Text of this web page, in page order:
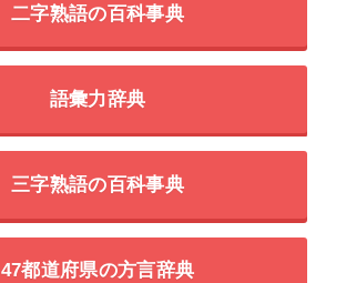
二字熟語の百科事典
語彙力辞典
三字熟語の百科事典
47都道府県の方言辞典